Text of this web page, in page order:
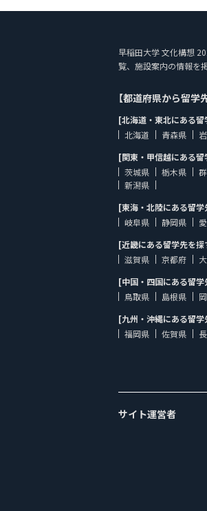
早稲田大学 文化構想
覧、施設案内の情報を
【都道府県から留学
[北海道・東北にある
北海道
青森県
[関東・甲信越にある
茨城県
栃木県
新潟県
[東海・北陸にある留学
岐阜県
静岡県
[近畿にある留学先を探
滋賀県
京都府
[中国・四国にある留学
鳥取県
島根県
[九州・沖縄にある留学
福岡県
佐賀県
サイト運営者